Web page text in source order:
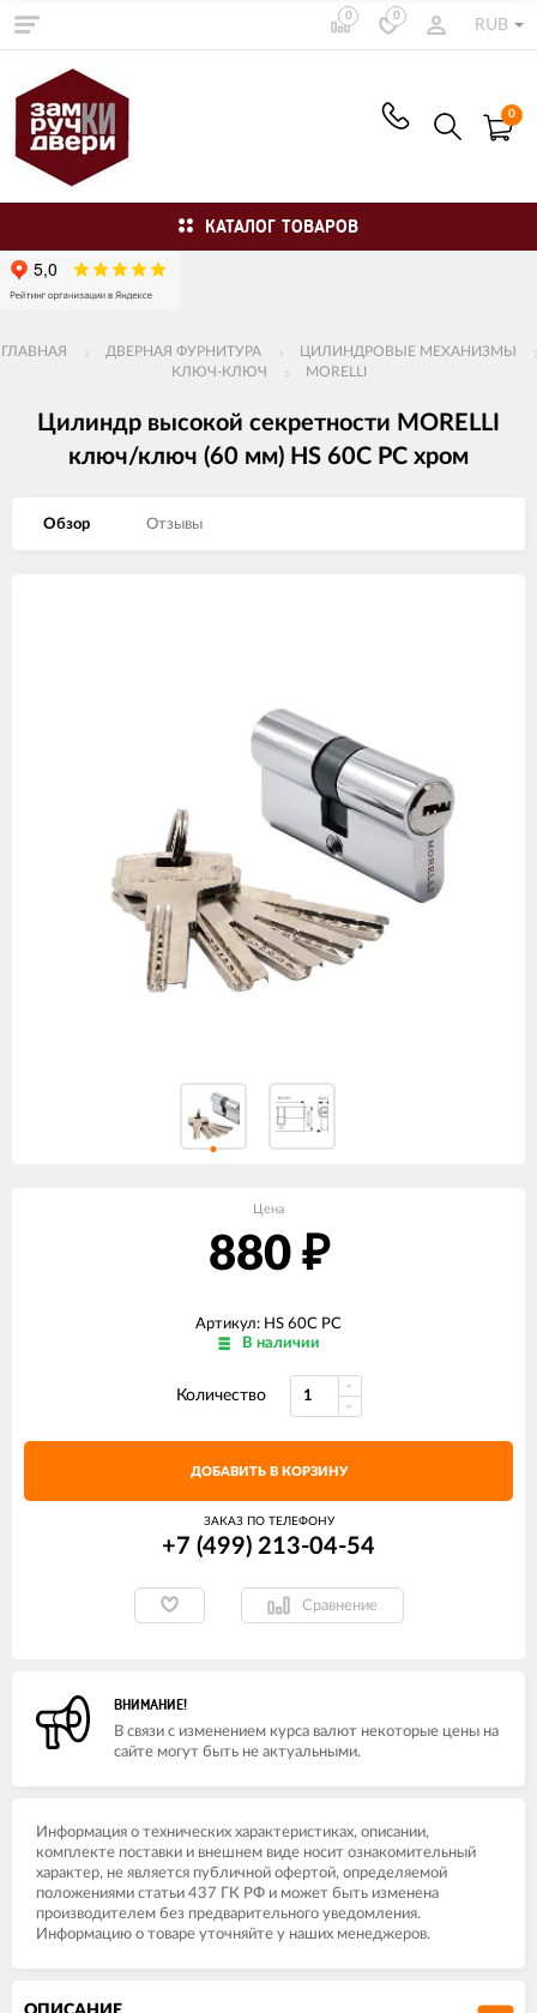
0 0
RUB
0
КАТАЛОГ ТОВАРОВ
ГЛАВНАЯ ДВЕРНАЯ ФУРНИТУРА
ЦИЛИНДРОВЫЕ МЕХАНИЗМЫ
КЛЮЧ-КЛЮЧ
MORELLI
Цилиндр высокой секретности MORELLI
ключ/ключ (60 мм) HS 60C PC хром
Обзор Отзывы
Цена
880 ₽
Артикул: HS 60C PC
В наличии
Количество
ДОБАВИТЬ В КОРЗИНУ
ЗАКАЗ ПО ТЕЛЕФОНУ
+7 (499) 213-04-54​
Сравнение
ВНИМАНИЕ!
В связи с изменением курса валют некоторые цены на
сайте могут быть не актуальными.
Информация о технических характеристиках, описании,
комплекте поставки и внешнем виде носит ознакомительный
характер, не является публичной офертой, определяемой
положениями статьи 437 ГК РФ и может быть изменена
производителем без предварительного уведомления.
Информацию о товаре уточняйте у наших менеджеров.